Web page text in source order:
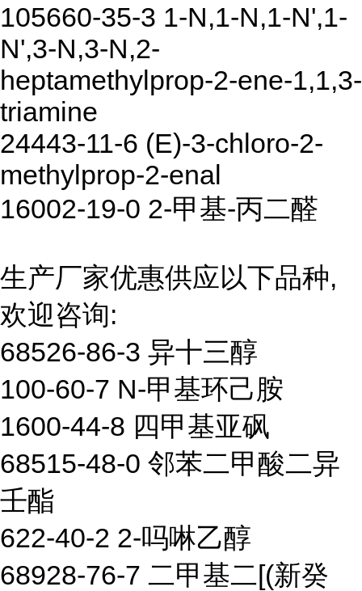
105660-35-3 1-N,1-N,1-N',1-
N',3-N,3-N,2-
heptamethylprop-2-ene-1,1,3-
triamine
24443-11-6 (E)-3-chloro-2-
methylprop-2-enal
16002-19-0 2-甲基-丙二醛
生产厂家优惠供应以下品种,
欢迎咨询:
68526-86-3 异十三醇
100-60-7 N-甲基环己胺
1600-44-8 四甲基亚砜
68515-48-0 邻苯二甲酸二异
壬酯
622-40-2 2-吗啉乙醇
68928-76-7 二甲基二[(新癸